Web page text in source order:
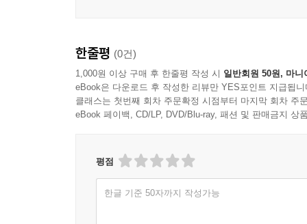
1) 대서양 공동체의 형성
2) 대서양 공동체의 범위
4. 대서양 체제의 형성과 대서양사의 전개
1) 대서양 체제의 형성
VI. 미국의 초기 외교관外交觀·이상주의와 현실주
1. 서언
한줄평 (0건)
1,000원 이상 구매 후 한줄평 작성 시 일반회원 50원, 마니
eBook은 다운로드 후 작성한 리뷰만 YES포인트 지급됩니
클래스는 첫번째 회차 주문확정 시점부터 마지막 회차 주
eBook 페이백, CD/LP, DVD/Blu-ray, 패션 및 판매금지 상
평점
한글 기준 50자까지 작성가능